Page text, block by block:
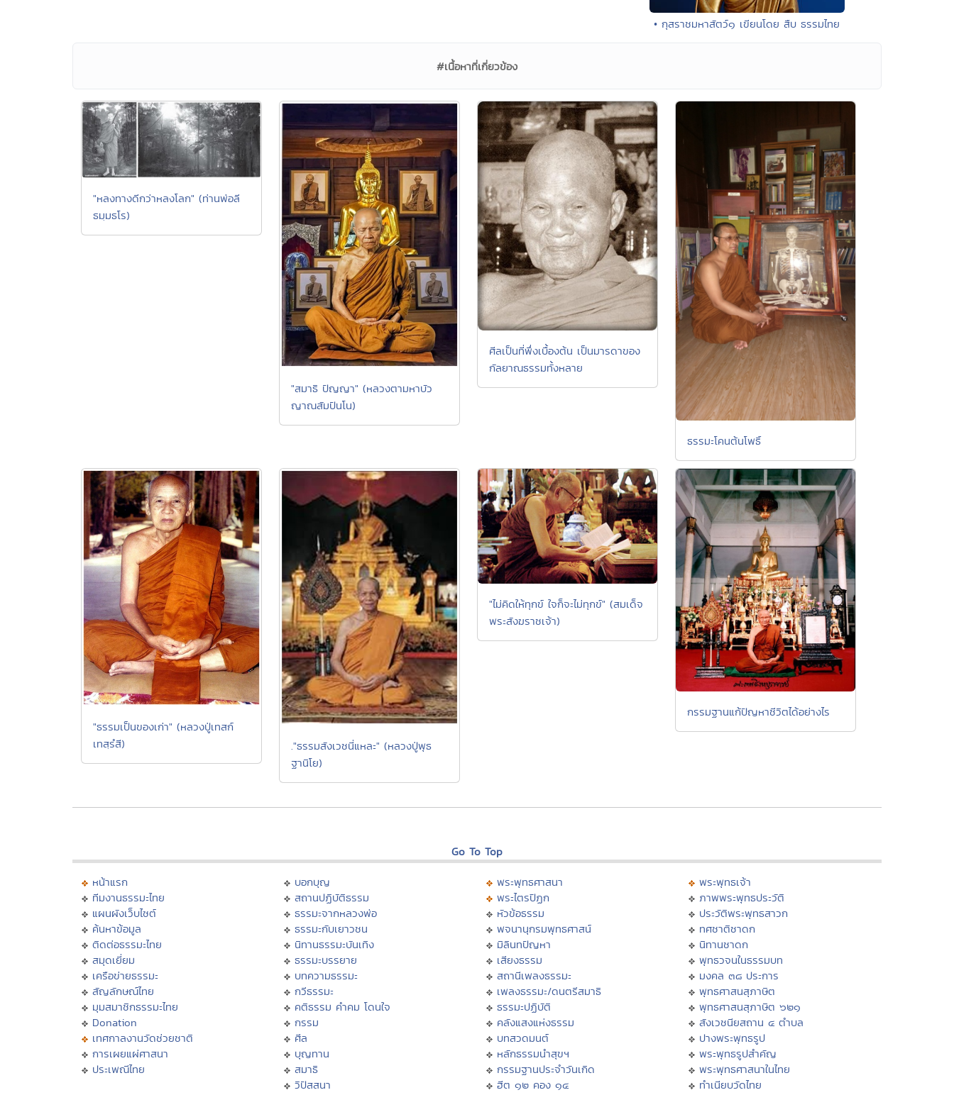
• กุสราชมหาสัตว์๑ เขียนโดย สืบ ธรรมไทย
#เนื้อหาที่เกี่ยวข้อง
"หลงทางดีกว่าหลงโลก" (ท่านพ่อลี
ธมฺมธโร)
"สมาธิ ปัญญา" (หลวงตามหาบัว
ญาณสัมปันโน)
ศีลเป็นที่พึ่งเบื้องต้น เป็นมารดาของ
กัลยาณธรรมทั้งหลาย
ธรรมะโคนต้นโพธิ์
"ธรรมเป็นของเก่า" (หลวงปู่เทสก์
เทสฺรํสี)
."ธรรมสังเวชนี่แหละ" (หลวงปู่พุธ
ฐานิโย)
"ไม่คิดให้ทุกข์ ใจก็จะไม่ทุกข์" (สมเด็จ
พระสังฆราชเจ้า)
กรรมฐานแก้ปัญหาชีวิตได้อย่างไร
Go To Top
หน้าแรก
ทีมงานธรรมะไทย
แผนผังเว็บไซต์
ค้นหาข้อมูล
ติดต่อธรรมะไทย
สมุดเยี่ยม
เครือข่ายธรรมะ
สัญลักษณ์ไทย
มุมสมาชิกธรรมะไทย
Donation
เทศกาลงานวัดช่วยชาติ
การเผยแผ่ศาสนา
ประเพณีไทย
บอกบุญ
สถานปฏิบัติธรรม
ธรรมะจากหลวงพ่อ
ธรรมะกับเยาวชน
นิทานธรรมะบันเทิง
ธรรมะบรรยาย
บทความธรรมะ
กวีธรรมะ
คติธรรม คำคม โดนใจ
กรรม
ศีล
บุญทาน
สมาธิ
วิปัสสนา
พระพุทธศาสนา
พระไตรปิฏก
หัวข้อธรรม
พจนานุกรมพุทธศาสน์
มิลินทปัญหา
เสียงธรรม
สถานีเพลงธรรมะ
เพลงธรรมะ/ดนตรีสมาธิ
ธรรมะปฏิบัติ
คลังแสงแห่งธรรม
บทสวดมนต์
หลักธรรมนำสุขฯ
กรรมฐานประจำวันเกิด
ฮีต ๑๒ คอง ๑๔
พระพุทธเจ้า
ภาพพระพุทธประวัติ
ประวัติพระพุทธสาวก
ทศชาติชาดก
นิทานชาดก
พุทธวจนในธรรมบท
มงคล ๓๘ ประการ
พุทธศาสนสุภาษิต
พุทธศาสนสุภาษิต ๖๒๑
สังเวชนียสถาน ๔ ตำบล
ปางพระพุทธรูป
พระพุทธรูปสำคัญ
พระพุทธศาสนาในไทย
ทำเนียบวัดไทย